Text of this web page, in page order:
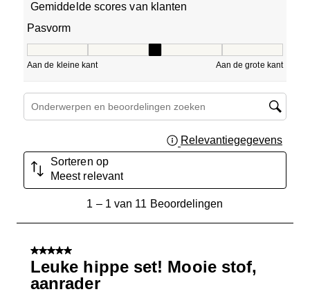
Gemiddelde scores van klanten
Pasvorm
Aan de kleine kant Aan de grote kant
Onderwerpen en beoordelingen zoeken per regio
Relevantiegegevens
Sorteren op
Meest relevant
van
Beoordelingen.
1 – 1 van 11 Beoordelingen
5 van 5 sterren.
Leuke hippe set! Mooie stof,
aanrader